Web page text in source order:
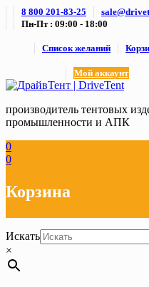
Skip8 800 201-83-25
Пн-Пт : 09:00 - 18:00
Список желаний
Мой аккаунт
производитель тентовых
промышленности и АПК
0
0
Корзина
Искать
×